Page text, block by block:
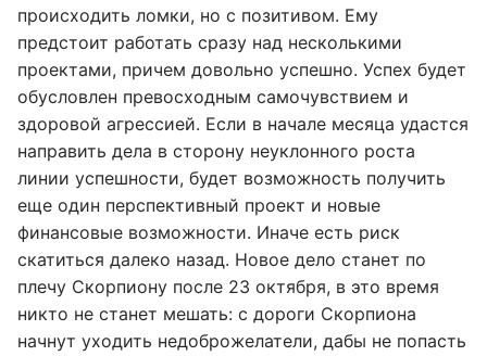
происходить ломки, но с позитивом. Ему
предстоит работать сразу над несколькими
проектами, причем довольно успешно. Успех будет
обусловлен превосходным самочувствием и
здоровой агрессией. Если в начале месяца удастся
направить дела в сторону неуклонного роста
линии успешности, будет возможность получить
еще один перспективный проект и новые
финансовые возможности. Иначе есть риск
скатиться далеко назад. Новое дело станет по
плечу Скорпиону после 23 октября, в это время
никто не станет мешать: с дороги Скорпиона
начнут уходить недоброжелатели, дабы не попасть